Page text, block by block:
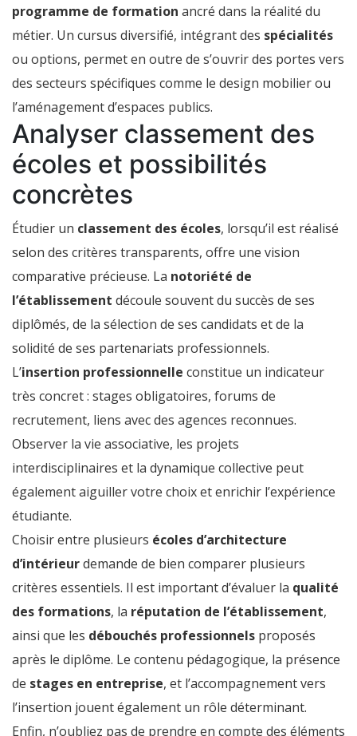
programme de formation ancré dans la réalité du
métier. Un cursus diversifié, intégrant des spécialités
ou options, permet en outre de s’ouvrir des portes vers
des secteurs spécifiques comme le design mobilier ou
l’aménagement d’espaces publics.
Analyser classement des
écoles et possibilités
concrètes
Étudier un classement des écoles, lorsqu’il est réalisé
selon des critères transparents, offre une vision
comparative précieuse. La notoriété de
l’établissement découle souvent du succès de ses
diplômés, de la sélection de ses candidats et de la
solidité de ses partenariats professionnels.
L’insertion professionnelle constitue un indicateur
très concret : stages obligatoires, forums de
recrutement, liens avec des agences reconnues.
Observer la vie associative, les projets
interdisciplinaires et la dynamique collective peut
également aiguiller votre choix et enrichir l’expérience
étudiante.
Choisir entre plusieurs écoles d’architecture
d’intérieurdemande de bien comparer plusieurs
critères essentiels. Il est important d’évaluer la qualité
des formations, la réputation de l’établissement,
ainsi que les débouchés professionnels proposés
après le diplôme. Le contenu pédagogique, la présence
de stages en entreprise, et l’accompagnement vers
l’insertion jouent également un rôle déterminant.
Enfin, n’oubliez pas de prendre en compte des éléments